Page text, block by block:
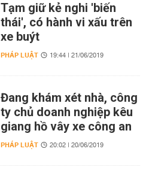
Tạm giữ kẻ nghi 'biến
thái', có hành vi xấu trên
xe buýt
PHÁP LUẬT 19:44 | 21/06/2019
Đang khám xét nhà, công
ty chủ doanh nghiệp kêu
giang hồ vây xe công an
PHÁP LUẬT 20:02 | 20/06/2019